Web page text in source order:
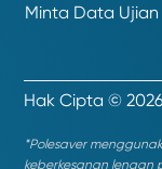
Minta Data Ujian
Hak Cipta ©
*Polesaver
keberkesanan